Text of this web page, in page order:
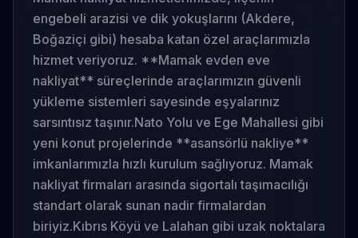
engebeli arazisi ve dik yokuşlarını (Akdere,
Boğaziçi gibi) hesaba katan özel araçlarımızla
hizmet veriyoruz. **Mamak evden eve
nakliyat** süreçlerinde araçlarımızın güvenli
yükleme sistemleri sayesinde eşyalarınız
sarsıntısız taşınır.Nato Yolu ve Ege Mahallesi gibi
yeni konut projelerinde **asansörlü nakliye**
imkanlarımızla hızlı kurulum sağlıyoruz. Mamak
nakliyat firmaları arasında sigortalı taşımacılığı
standart olarak sunan nadir firmalardan
biriyiz.Kıbrıs Köyü ve Lalahan gibi uzak noktalara